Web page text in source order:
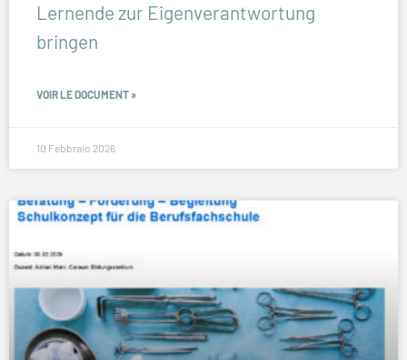
Lernende zur Eigenverantwortung
bringen
VOIR LE DOCUMENT »
10 Febbraio 2026